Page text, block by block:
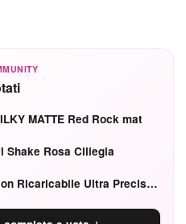
MATTE Red Rock mat
Shake Rosa Ciliegia
Hourglass Confession Ricaricabile Ultra Preciso Ad Alta Intensità Secretly Classic Red